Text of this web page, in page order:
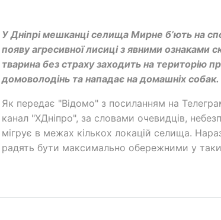
У Дніпрі мешканці селища Мирне б’ють на
появу агресивної лисиці з явними ознаками
тварина без страху заходить на територію
домоволодінь та нападає на домашніх собак.
Як передає "Відомо" з посиланням на
канал "ХДніпро", за словами очевидців,
мігрує в межах кількох локацій селища.
радять бути максимально обережними у